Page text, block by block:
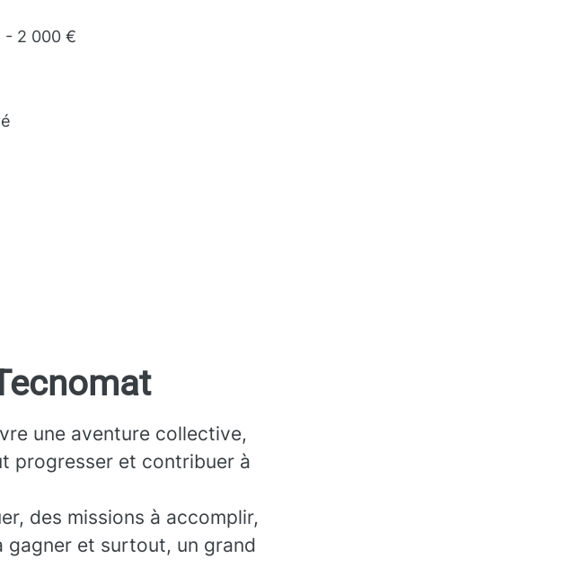
- 2 000 €
une aventure collective,
progresser et contribuer à
des missions à accomplir,
gagner et surtout, un grand